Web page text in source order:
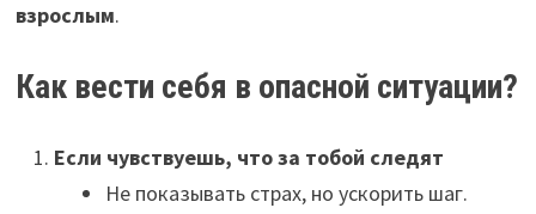
взрослым.
Как вести себя в опасной ситуации?
Если чувствуешь, что за тобой следят
Не показывать страх, но ускорить шаг.